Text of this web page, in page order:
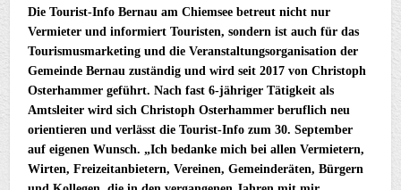
Die Tourist-Info Bernau am Chiemsee betreut nicht nur
Vermieter und informiert Touristen, sondern ist auch für das
Tourismusmarketing und die Veranstaltungsorganisation der
Gemeinde Bernau zuständig und wird seit 2017 von Christoph
Osterhammer geführt. Nach fast 6-jähriger Tätigkeit als
Amtsleiter wird sich Christoph Osterhammer beruflich neu
orientieren und verlässt die Tourist-Info zum 30. September
auf eigenen Wunsch. „Ich bedanke mich bei allen Vermietern,
Wirten, Freizeitanbietern, Vereinen, Gemeinderäten, Bürgern